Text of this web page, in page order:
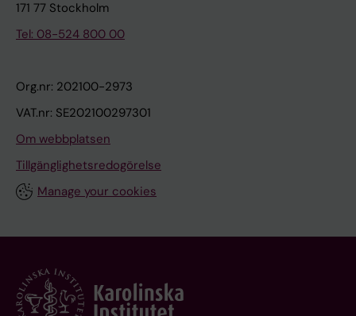
171 77 Stockholm
Tel: 08-524 800 00
Org.nr: 202100-2973
VAT.nr: SE202100297301
Om webbplatsen
Tillgänglighetsredogörelse
Manage your cookies